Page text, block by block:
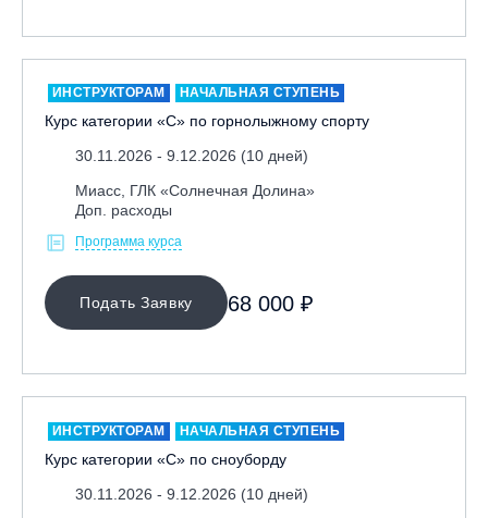
Москва, СЭК «Лата Трэк»
Москва, ул. Олеко Дундича 19/15
Московская обл., ВГК «Лисья Гора»
Московская обл., ГК Леонида Тягачёва
Московская обл., ГЛК «Красная Горка»
Московская обл., п. Чулково, ГК «Гая Северина»
Московская обл., Сергиев Посад, вейк парк Boardberry
Нижегородская обл., СК «Хабарское»
Новосибирск, ГЛК «Горский»
ИНСТРУКТОРАМ НАЧАЛЬНАЯ СТУПЕНЬ
Курс категории «С» по горнолыжному спорту
30.11.2026 - 9.12.2026 (10 дней)
Миасс, ГЛК «Солнечная Долина»
Доп. расходы
Программа курса
Подать Заявку 68 000 ₽
ИНСТРУКТОРАМ НАЧАЛЬНАЯ СТУПЕНЬ
Курс категории «С» по сноуборду
30.11.2026 - 9.12.2026 (10 дней)